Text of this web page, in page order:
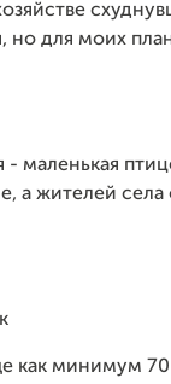
но для моих
- маленькая
а жителей
как минимум